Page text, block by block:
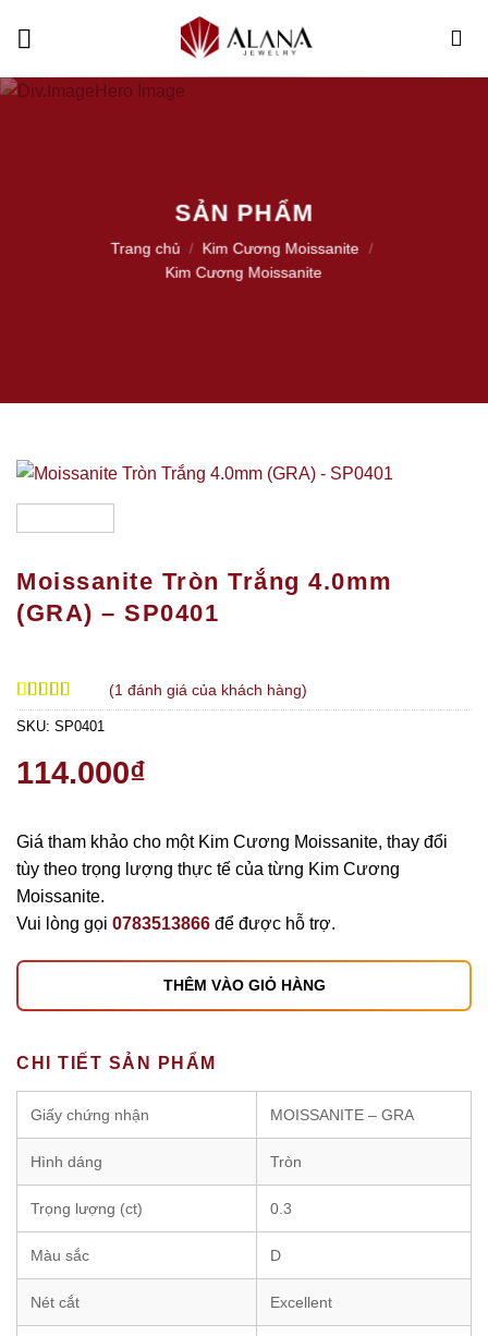
SẢN PHẨM
Trang chủ / Kim Cương Moissanite
/
Kim Cương Moissanite
Moissanite Tròn Trắng 4.0mm
(GRA) – SP0401
5.00trên 5
dựa trên
1
(1 đánh giá của khách hàng)
SKU: SP0401
114.000₫
Giá tham khảo cho một Kim Cương Moissanite, thay đổi
tùy theo trọng lượng thực tế của từng Kim Cương
Moissanite.
Vui lòng gọi 0783513866 để được hỗ trợ.
THÊM VÀO GIỎ HÀNG
CHI TIẾT SẢN PHẨM
Giấy chứng nhận MOISSANITE – GRA
Hình dáng Tròn
Trọng lượng (ct) 0.3
Màu sắc D
Nét cắt Excellent